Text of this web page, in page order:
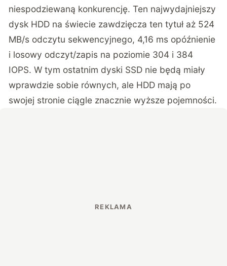
niespodziewaną konkurencję. Ten najwydajniejszy
dysk HDD na świecie zawdzięcza ten tytuł aż 524
MB/s odczytu sekwencyjnego, 4,16 ms opóźnienie
i losowy odczyt/zapis na poziomie 304 i 384
IOPS. W tym ostatnim dyski SSD nie będą miały
wprawdzie sobie równych, ale HDD mają po
swojej stronie ciągle znacznie wyższe pojemności.